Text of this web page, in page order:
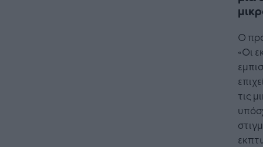
Ο
«Οι
τις